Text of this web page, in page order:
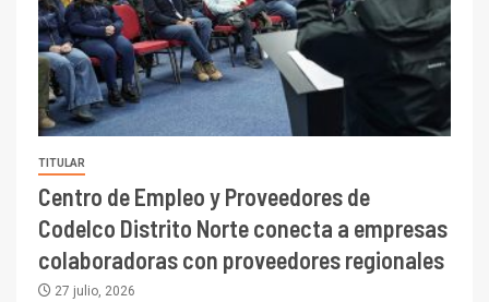
TITULAR
Centro de Empleo y Proveedores de
Codelco Distrito Norte conecta a empresas
colaboradoras con proveedores regionales
27 julio, 2026